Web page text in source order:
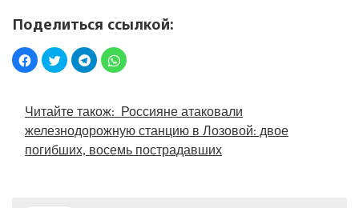
Поделиться ссылкой:
Читайте також: Россияне атаковали
железнодорожную станцию в Лозовой: двое
погибших, восемь пострадавших